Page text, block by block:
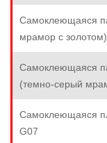
Самоклеющаяся
мрамор с золотом)
Самоклеющаяся
(темно-серый
Самоклеющаяся
G07